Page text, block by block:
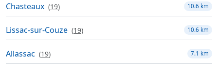
Chasteaux (19) 10.6 km
Lissac-sur-Couze (19) 10.6 km
Allassac (19) 7.1 km